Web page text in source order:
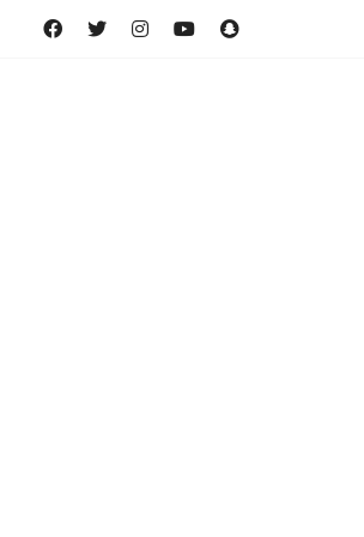
FacebookTwitterInstagramYouTube